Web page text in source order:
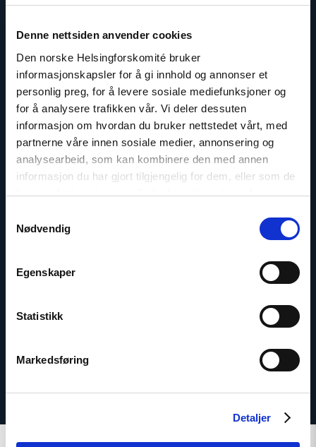
Denne nettsiden anvender cookies
Den norske Helsingforskomité bruker
informasjonskapsler for å gi innhold og annonser et
personlig preg, for å levere sosiale mediefunksjoner og
for å analysere trafikken vår. Vi deler dessuten
informasjon om hvordan du bruker nettstedet vårt, med
partnerne våre innen sosiale medier, annonsering og
analysearbeid, som kan kombinere den med annen
informasjon du har gjort tilgjengelig for dem, eller som de
har samlet inn gjennom din bruk av tjenestene deres.
Nødvendig
Egenskaper
Statistikk
Markedsføring
Detaljer
Kommunikasjonssjef
Telefon: +47 920 54 309
"Dag
Fedøy"